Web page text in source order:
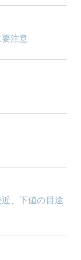
注意
、下値の目途